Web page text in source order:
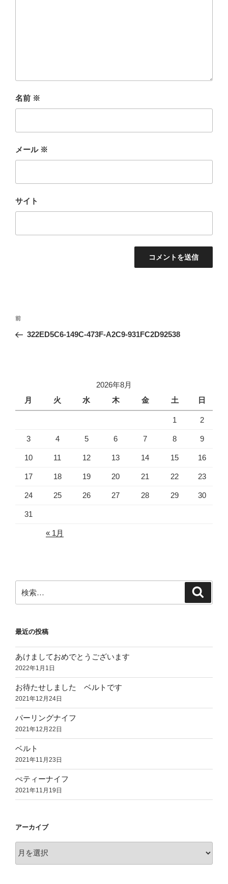
名前 ※
メール ※
サイト
投
ナ
ョ
前
の
前
322ED5C6-149C-473F-A2C9-931FC2D92538
2026年8月
月
火 水 木 金 土 日
1 2
3 4 5 6 7 8 9
10 11 12 13 14 15 16
17 18 19 20 21 22 23
24 25 26 27 28 29 30
31
« 1月
索:
最近の投稿
あけましておめでとうございます
2022年1月1日
お待たせしました ベルトです
2021年12月24日
パーリングナイフ
2021年12月22日
ベルト
2021年11月23日
ぺティーナイフ
2021年11月19日
アーカイブ
ー